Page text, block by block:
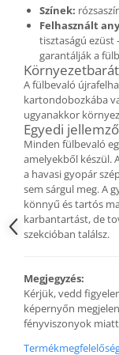
Fülbevaló
Karperec
Ékszer szett
Fa ékszerek
Nyaklánc / Medál
Fülbevaló
Ékszer szett
Karperec
Fémmentes
Karperec
Egyéb kiegészítők
Kiegészítők
Környezettudatos
Kenyérzsák
Színek:
Felhasznált
tisztaságú ezüst
garantálják a
A fülbevaló
kartondobozkába
ugyanakkor
Egyedi
Minden fülbevaló
amelyekből készül.
a havasi gyopár
sem sárgul meg. A
könnyű és tartós
karbantartást, de
szekcióban találsz.
Megjegyzés:
Kérjük, vedd
képernyőn
fényviszonyok